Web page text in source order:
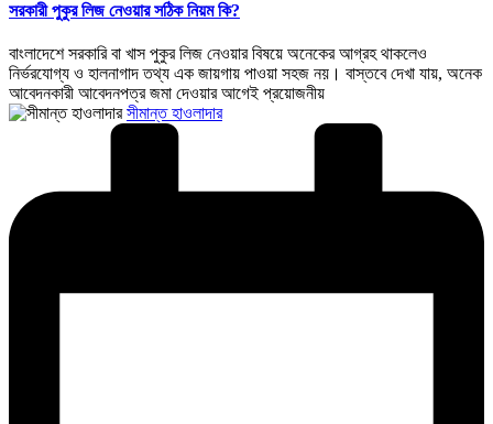
সরকারী পুকুর লিজ নেওয়ার সঠিক নিয়ম কি?
বাংলাদেশে সরকারি বা খাস পুকুর লিজ নেওয়ার বিষয়ে অনেকের আগ্রহ থাকলেও
নির্ভরযোগ্য ও হালনাগাদ তথ্য এক জায়গায় পাওয়া সহজ নয়। বাস্তবে দেখা যায়, অনেক
আবেদনকারী আবেদনপত্র জমা দেওয়ার আগেই প্রয়োজনীয়
Posted
সীমান্ত হাওলাদার